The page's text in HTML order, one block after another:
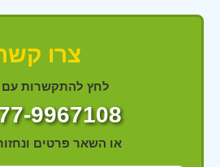
צרו
לחץ להתקשרות עם
9967108
או השאר פרטים